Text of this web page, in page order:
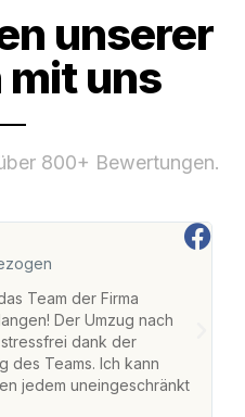
unserer
mit uns
800+ Bewertungen.
Team der Firma
Der Umzug nach
dank der
des Teams. Ich kann
jedem uneingeschränkt